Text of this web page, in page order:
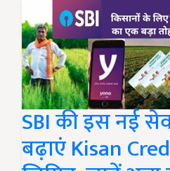
SBI की इस नई
बढ़ाएं Kisan